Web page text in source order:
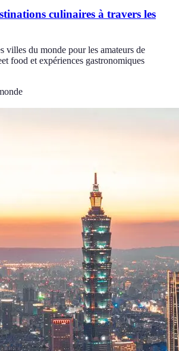
culinaires à travers les
villes du monde pour les amateurs de
food et expériences gastronomiques